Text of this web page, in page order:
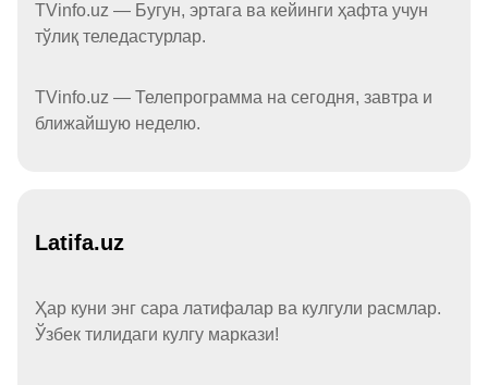
TVinfo.uz — Бугун, эртага ва кейинги ҳафта учун
тўлиқ теледастурлар.
TVinfo.uz — Телепрограмма на сегодня, завтра и
ближайшую неделю.
Latifa.uz
Ҳар куни энг сара латифалар ва кулгули расмлар.
Ўзбек тилидаги кулгу маркази!